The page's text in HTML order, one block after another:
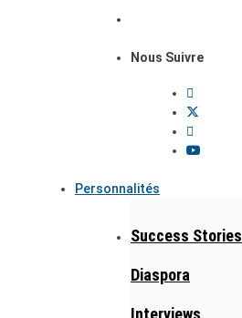
Nous Suivre
Personnalités
Success Stories
Diaspora